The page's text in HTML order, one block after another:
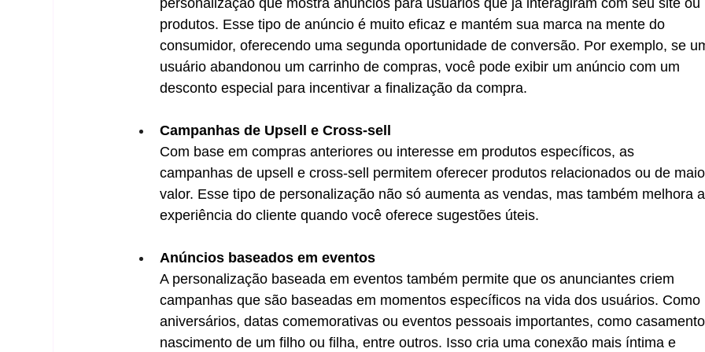
produtos. Esse tipo de anúncio é muito eficaz e mantém sua marca na mente do
consumidor, oferecendo uma segunda oportunidade de conversão. Por exemplo, se
usuário abandonou um carrinho de compras, você pode exibir um anúncio com um
desconto especial para incentivar a finalização da compra.
Campanhas de Upsell e Cross-sell
Com base em compras anteriores ou interesse em produtos específicos, as
campanhas de upsell e cross-sell permitem oferecer produtos relacionados ou de
valor. Esse tipo de personalização não só aumenta as vendas, mas também melhora a
experiência do cliente quando você oferece sugestões úteis.
Anúncios baseados em eventos
A personalização baseada em eventos também permite que os anunciantes criem
campanhas que são baseadas em momentos específicos na vida dos usuários. Como
aniversários, datas comemorativas ou eventos pessoais importantes, como
nascimento de um filho ou filha, entre outros. Isso cria uma conexão mais íntima e